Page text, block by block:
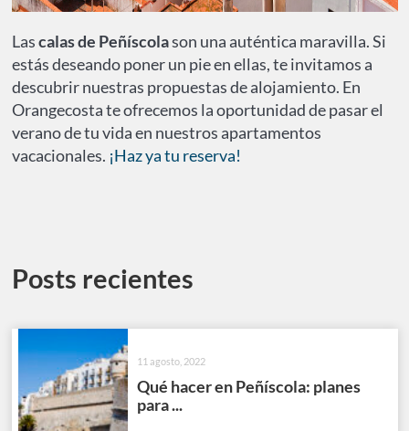
Lascalas de Peñíscolason una auténtica maravilla. Si
estás deseando poner un pie en ellas, te invitamos a
descubrir nuestras propuestas de alojamiento. En
Orangecosta te ofrecemos la oportunidad de pasar el
verano de tu vida en nuestros apartamentos
vacacionales. ¡Haz ya tu reserva!
Posts recientes
11 agosto, 2022
Qué hacer en Peñíscola: planes
para ...